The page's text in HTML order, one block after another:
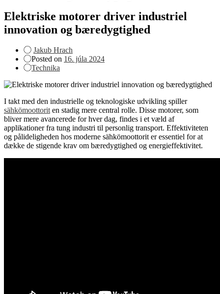
Elektriske motorer driver industriel
innovation og bæredygtighed
Jakub Hrach
Posted on 16. júla 2024
Technika
I takt med den industrielle og teknologiske udvikling spiller
sähkömoottoriten stadig mere central rolle. Disse motorer, som
bliver mere avancerede for hver dag, findes i et væld af
applikationer fra tung industri til personlig transport. Effektiviteten
og pålideligheden hos moderne sähkömoottorit er essentiel for at
dække de stigende krav om bæredygtighed og energieffektivitet.